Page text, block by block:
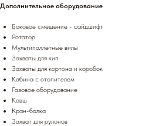
Дополнительное оборудование
Боковое смещение - сайдшифт
Ротатор
Мультипаллетные вилы
Захваты для кип
Захваты для кортона и коробок
Кабина с отопителем
Газовое оборудование
Ковш
Кран-балка
Захват для рулонов